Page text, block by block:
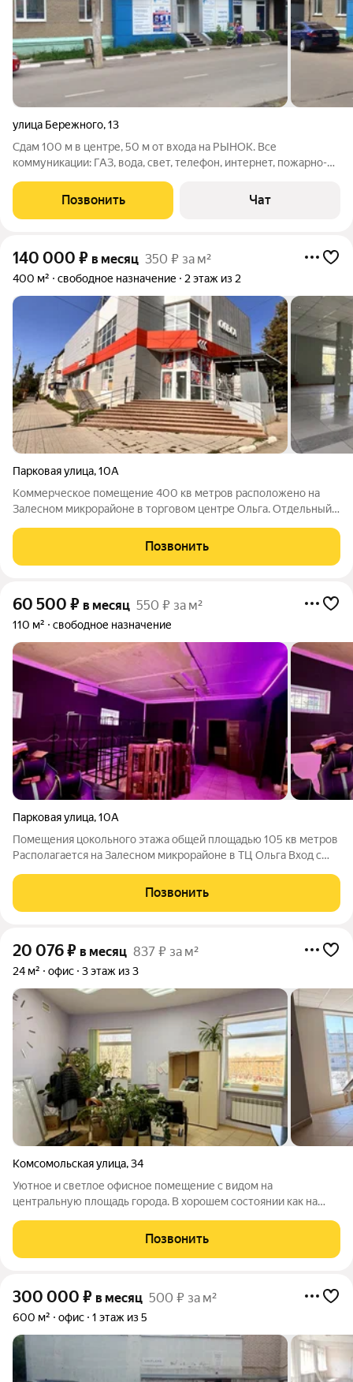
улица Бережного,13
Сдам 100 м в центре, 50 м от входа на РЫНОК. Все
коммуникации: ГАЗ, вода, свет, телефон, интернет, пожарно-
Отопление (ГАЗ)+горяч.вода - 12 тыс../год. Большие
витринные окна. Длинная фасадная группа
Позвонить Чат
140 000 ₽ в месяц 350 ₽ за м²
400 м² свободное назначение 2 этаж из 2
Парковая улица,10А
Коммерческое помещение 400 кв метров расположено на
Залесном микрорайоне в торговом центре Ольга. Отдельный
этаж полностью Состояние как на фото Санузел на этаже
Основной вход и пожарный выход
Позвонить
60 500 ₽ в месяц 550 ₽ за м²
110 м² свободное назначение
Парковая улица,10А
Помещения цокольного этажа общей площадью 105 кв метров
Располагается на Залесном микрорайоне в ТЦ Ольга Вход с
маркетплейса Вайлдберис, ателье одежды Основной зал 60 кв
метров + 18 кв метров (два
Позвонить
20 076₽ в месяц 837 ₽ за м²
24 м² офис 3 этаж из 3
Комсомольская улица,34
Уютное и светлое офисное помещение с видом на
центральную площадь города. В хорошем состоянии как на
Коммунальные платежи и электроэнергия входят в стоимость
Позвонить
300 000 ₽ в месяц 500 ₽ за м²
600 м² офис 1 этаж из 5